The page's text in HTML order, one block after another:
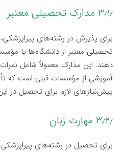
۳٫۱٫ مدارک تحصیلی معتبر
برای پذیرش در رشته‌های
تحصیلی معتبر از دانشگاه‌ها یا
دهند. این مدارک معمولاً شامل
آموزشی از مؤسسات قبلی است که
پیش‌نیازهای لازم برای تحصیل در
۳٫۲٫ مهارت زبان
برای تحصیل در رشته‌های